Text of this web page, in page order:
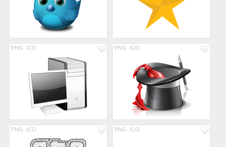
PNG ICO PNG ICO
PNG ICO PNG ICO